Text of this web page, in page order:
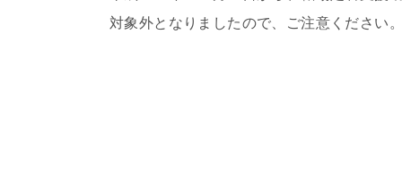
対象外となりましたので、ご注意ください